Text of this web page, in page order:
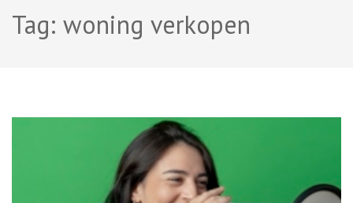
Tag: woning verkopen